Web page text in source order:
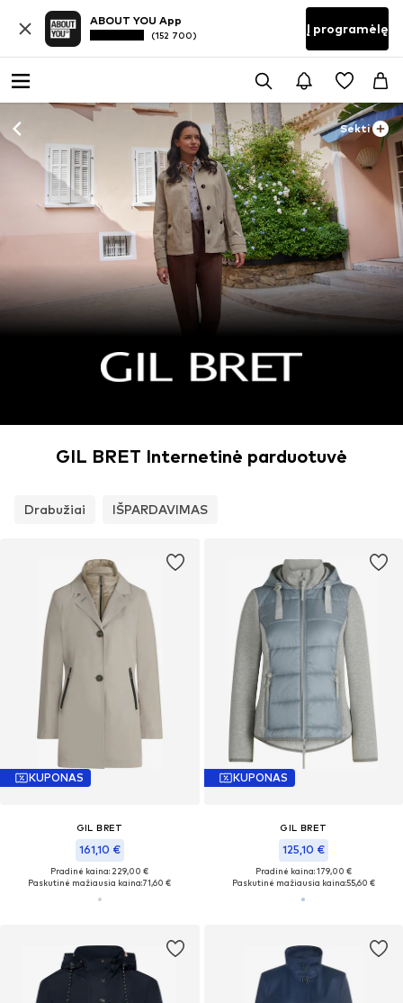
ABOUT YOU App
(152 700) Į programėlę
Sekti
GIL BRET Internetinė parduotuvė
Drabužiai IŠPARDAVIMAS
KUPONAS
GIL BRET
161,10 €
Pradinė kaina: 229,00 €
Paskutinė mažiausia kaina:71,60 €
KUPONAS
GIL BRET
125,10 €
Pradinė kaina: 179,00 €
Paskutinė mažiausia kaina:55,60 €